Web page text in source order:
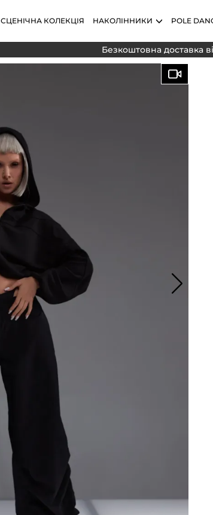
СЦЕНІЧНА КОЛЕКЦІЯ НАКОЛІННИКИ POLE
Безкоштовна доставка